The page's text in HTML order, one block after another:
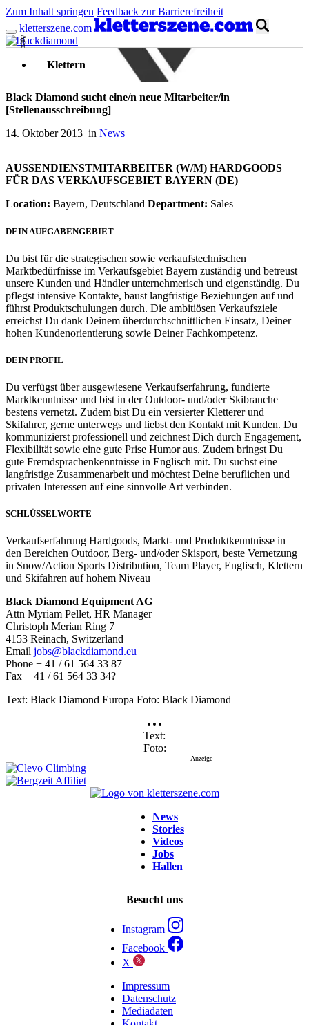
Zum Inhalt springen Feedback zur Barrierefreiheit
kletterszene.com
Anzeige
Black Diamond sucht eine/n neue Mitarbeiter/in
[Stellenausschreibung]
14. Oktober 2013 in News
Klettern
AUSSENDIENSTMITARBEITER (W/M) HARDGOODS
FÜR DAS VERKAUFSGEBIET BAYERN (DE)
Location: Bayern, Deutschland Department: Sales
DEIN AUFGABENGEBIET
Du bist für die strategischen sowie verkaufstechnischen
Marktbedürfnisse im Verkaufsgebiet Bayern zuständig und betreust
unsere Kunden und Händler unternehmerisch und eigenständig. Du
pflegst intensive Kontakte, baust langfristige Beziehungen auf und
führst Produktschulungen durch. Die ambitiösen Verkaufsziele
erreichst Du dank Deinem überdurchschnittlichen Einsatz, Deiner
hohen Kundenorientierung sowie Deiner Fachkompetenz.
DEIN PROFIL
Du verfügst über ausgewiesene Verkaufserfahrung, fundierte
Marktkenntnisse und bist in der Outdoor- und/oder Skibranche
bestens vernetzt. Zudem bist Du ein versierter Kletterer und
Skifahrer, gerne unterwegs und liebst den Kontakt mit Kunden. Du
kommunizierst professionell und zeichnest Dich durch Engagement,
Flexibilität sowie eine gute Prise Humor aus. Zudem bringst Du
gute Fremdsprachenkenntnisse in Englisch mit. Du suchst eine
langfristige Zusammenarbeit und möchtest Deine beruflichen und
privaten Interessen auf eine sinnvolle Art verbinden.
SCHLÜSSELWORTE
Verkaufserfahrung Hardgoods, Markt- und Produktkenntnisse in
den Bereichen Outdoor, Berg- und/oder Skisport, beste Vernetzung
in Snow/Action Sports Distribution, Team Player, Englisch, Klettern
und Skifahren auf hohem Niveau
Black Diamond Equipment AG
Attn Myriam Pellet, HR Manager
Christoph Merian Ring 7
4153 Reinach, Switzerland
Email jobs@blackdiamond.eu
Phone + 41 / 61 564 33 87
Fax + 41 / 61 564 33 34?
Text: Black Diamond Europa Foto: Black Diamond
Text
Foto
Anzeige
News
Stories
Videos
Jobs
Hallen
Besucht uns
Instagram
Facebook
X
Impressum
Datenschutz
Mediadaten